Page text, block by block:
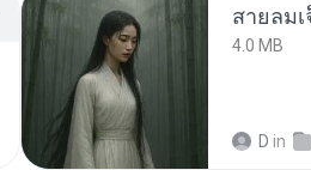
สายลม
4.0 MB
D in